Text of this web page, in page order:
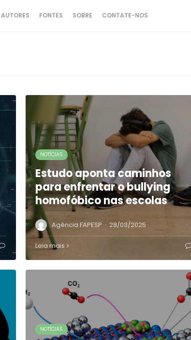
AUTORES FONTES SOBRE CONTATE-NOS
NOTÍCIAS
Estudo aponta caminhos
para enfrentar o bullying
homofóbico nas escolas
Agência FAPESP · 28/03/2025
Leia mais
NOTÍCIAS